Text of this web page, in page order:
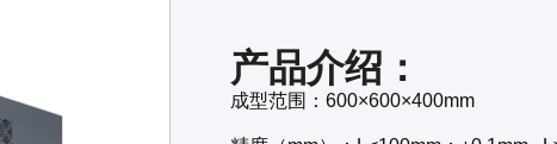
产品介绍：
成型范围：600×600×400mm